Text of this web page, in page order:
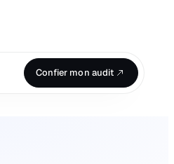
Confier mon audit